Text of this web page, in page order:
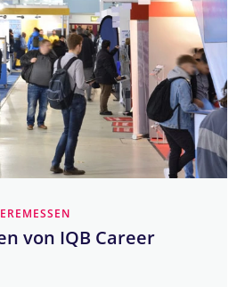
von IQB Career